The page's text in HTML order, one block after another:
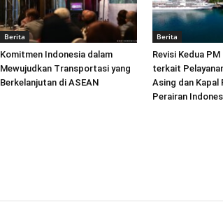
Berita
Komitmen Indonesia dalam
Mewujudkan Transportasi yang
Berkelanjutan di ASEAN
Berita
Revisi Kedua PM
terkait
Asing dan Kapal
Perairan